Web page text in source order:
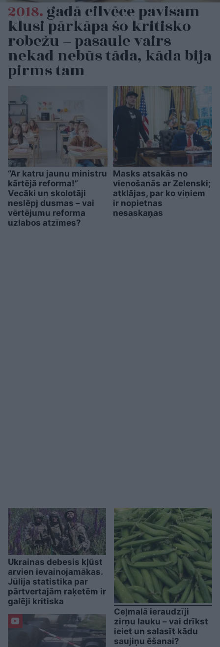
2018.gadā cilvēce pavisam
klusi pārkāpa šo kritisko
robežu – pasaule vairs
nekad nebūs tāda, kāda bija
pirms tam
“Ar katru jaunu ministru
kārtējā reforma!”
Vecāki un skolotāji
neslēpj dusmas – vai
vērtējumu reforma
uzlabos atzīmes?
Masks atsakās no
vienošanās ar Zelenski;
atklājas, par ko viņiem
ir nopietnas
nesaskaņas
Ukrainas debesis kļūst
arvien ievainojamākas.
Jūlija statistika par
pārtvertajām raķetēm ir
galēji kritiska
Ceļmalā ieraudzīji
zirņu lauku – vai drīkst
ieiet un salasīt kādu
saujiņu ēšanai?